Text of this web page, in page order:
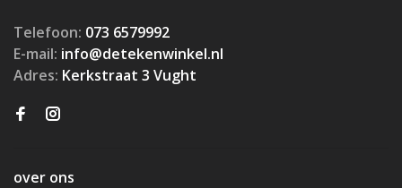
Telefoon: 073 6579992
E-mail: info@detekenwinkel.nl
Adres: Kerkstraat 3 Vught
over ons